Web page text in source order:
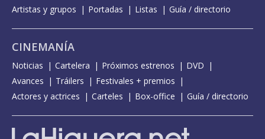
Artistas y grupos
Portadas Listas Guía / directorio
CINEMANÍA
Noticias Cartelera Próximos estrenos
DVD
Avances
Tráilers
Festivales + premios
Actores y actrices
Carteles Box-office Guía / directorio